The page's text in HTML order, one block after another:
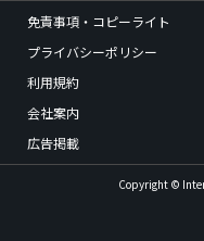
免責事項・コピーライト
プライバシーポリシー
利用規約
会社案内
広告掲載
Copyright ©